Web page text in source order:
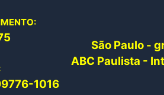
1016
São Paulo -
ABC Paulista -